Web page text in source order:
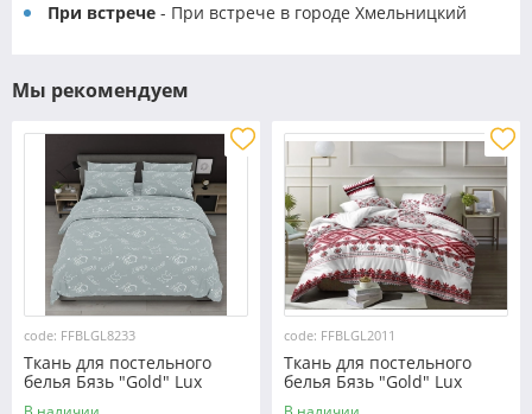
При встрече - При встрече в городе Хмельницкий
Мы рекомендуем
code: FFBLGL8233
Ткань для постельного
белья Бязь "Gold" Lux
GL8233
code: FFBLGL2011
Ткань для постельного
белья Бязь "Gold" Lux
"Украинский орнамент"